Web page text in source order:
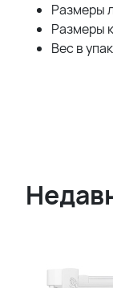
Размеры
Размеры
Вес в